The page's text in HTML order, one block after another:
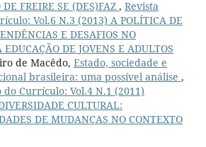
FREIRE SE (DES)FAZ , Revista
Vol.6 N.3 (2013) A POLÍTICA DE
E DESAFIOS NO
DE JOVENS E ADULTOS
de Macêdo, Estado, sociedade e
brasileira: uma possível análise ,
do Currículo: Vol.4 N.1 (2011)
CULTURAL:
DE MUDANÇAS NO CONTEXTO